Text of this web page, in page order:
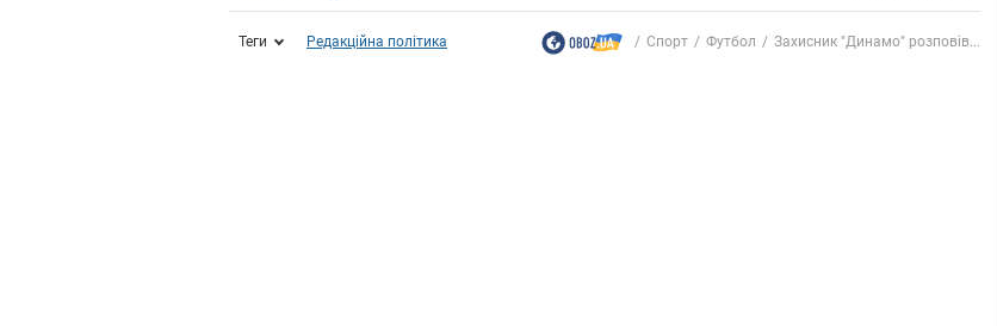
Теги Редакційна політика Спорт Футбол Захисник "Динамо" розповів...